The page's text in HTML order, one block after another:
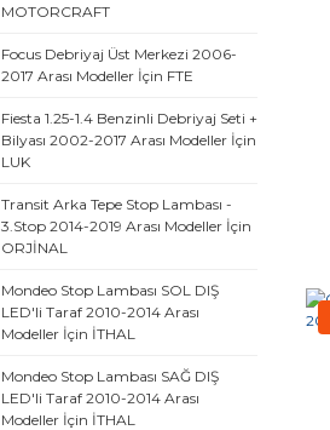
MOTORCRAFT
Focus Debriyaj Üst Merkezi 2006-
2017 Arası Modeller İçin FTE
Fiesta 1.25-1.4 Benzinli Debriyaj Seti +
Bilyası 2002-2017 Arası Modeller İçin
LUK
Transit Arka Tepe Stop Lambası -
3.Stop 2014-2019 Arası Modeller İçin
ORJİNAL
Mondeo Stop Lambası SOL DIŞ
LED'li Taraf 2010-2014 Arası
Modeller İçin İTHAL
Mondeo Stop Lambası SAĞ DIŞ
LED'li Taraf 2010-2014 Arası
Modeller İçin İTHAL